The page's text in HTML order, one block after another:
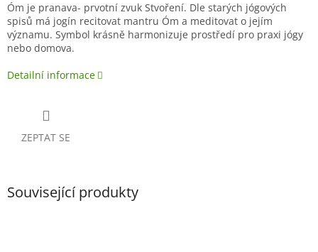
Óm je pranava- prvotní zvuk Stvoření. Dle starých jógových
spisů má jogín recitovat mantru Óm a meditovat o jejím
významu. Symbol krásně harmonizuje prostředí pro praxi jógy
nebo domova.
Detailní informace
ZEPTAT SE
Související produkty